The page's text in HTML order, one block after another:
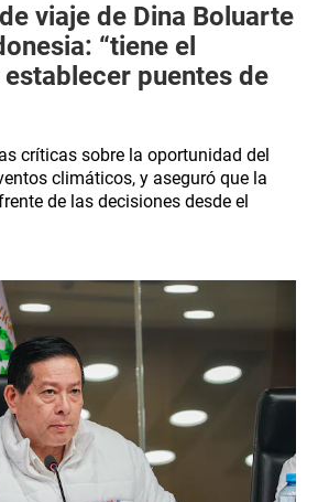
viaje de Dina Boluarte
“tiene el
puentes de
críticas sobre la oportunidad del
climáticos, y aseguró que la
de las decisiones desde el